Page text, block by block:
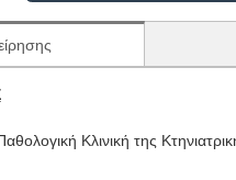
Κλινική της